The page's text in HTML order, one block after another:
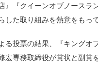
』『クイーンオブノース
した取り組みを熱意をもっ
る投票の結果、『キングオ
宏専務取締役が賞状と副賞